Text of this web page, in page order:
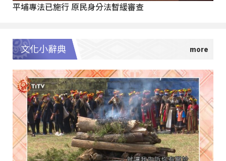
平埔專法已施行 原民身分法暫緩審查
文化小辭典